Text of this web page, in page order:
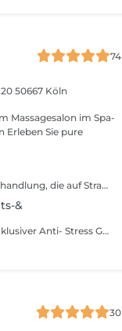
74
2050667 Köln
Massagesalon im Spa-
Der Gipswickel ist eine innovative Körperbehandlung, die auf Straffung, Formung und Verbesserung des Hautbildes abzielt. Diese Methode nutzt die natürlichen, festigenden Eigenschaften von Gips in Kombination mit aktiven Wirkstoffen, um gezielt Problemzonen zu behandeln und sichtbare Ergebnisse zu erzielen. Während der Behandlung wird eine spezielle Mischung aus Gips und hautstraffenden Inhaltsstoffen auf den Körper aufgetragen und in Form von Wickeln angelegt. Der Gips erhärtet und übt sanften Druck auf das Gewebe aus, wodurch die Durchblutung und der Lymphfluss angeregt werden. Dies unterstützt den Abbau von überschüssigem Fett und Wasser im Gewebe und fördert gleichzeitig die Hautstraffung. Gipswickel sind besonders wirksam bei der Reduktion von Cellulite, der Verfeinerung der Silhouette und der Straffung schlaffer Hautpartien, wie zum Beispiel am Bauch, den Oberschenkeln oder den Oberarmen. Die Behandlung kann auch dabei helfen, das Hautbild nach einer Gewichtsabnahme zu verbessern und das allgemeine Erscheinungsbild der Haut zu verjüngen. Diese nicht-invasive Methode ist ideal für alle, die ihre Körperkonturen verbessern und gleichzeitig das Hautbild verfeinern möchten. Nach der Anwendung fühlt sich die Haut straffer, glatter und fester an, während die behandelten Körperpartien eine sichtbar definiertere Form erhalten. Gipswickel sind eine effektive und angenehme Möglichkeit, den Körper zu formen und das Wohlbefinden zu steigern.
&
Luxus Anti-Age Gesichtsbehandlung mit exklusiver Anti- Stress Gesichts-Hals-Nacken und Dekolleté Massagemethode. Sie bietet Luxus und Ruhe, verwandelt Ihre Haut sichtbar und lässt sie jünger aussehen.
30